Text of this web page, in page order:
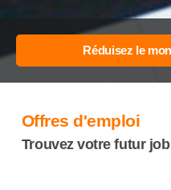
Offres d'emploi
Trouvez votre futur job